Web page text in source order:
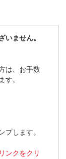
いません。
は、 お手数
す。
プします。
ンクをクリ